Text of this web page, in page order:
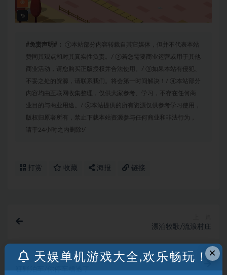
#免责声明#：
①本站部分内容转载自其它媒体，但并不代表本站
赞同其观点和对其真实性负责。/ ②若您需要商业运营或用于其他
商业活动，请您购买正版授权并合法使用。/ ③如果本站有侵犯、
不妥之处的资源，请联系我们。将会第一时间解决！/ ④本站部分
内容均由互联网收集整理，仅供大家参考、学习，不存在任何商
业目的与商业用途。/ ⑤本站提供的所有资源仅供参考学习使用，
版权归原著所有，禁止下载本站资源参与任何商业和非法行为，
请于24小时之内删除!/
打赏 收藏 海报 链接
漂泊牧歌/流浪村庄
下一篇
狂野泊车/你停车糟透了
×
天娱单机游戏大全,欢乐畅玩！